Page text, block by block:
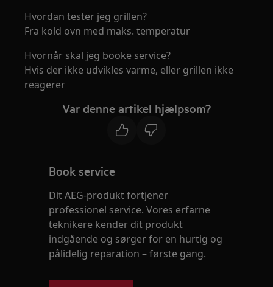
Hvordan tester jeg grillen?
Fra kold ovn med maks. temperatur
Hvornår skal jeg booke service?
Hvis der ikke udvikles varme, eller grillen ikke
reagerer
Var denne artikel hjælpsom?
Book service
Dit AEG-produkt fortjener
professionel service. Vores erfarne
teknikere kender dit produkt
indgående og sørger for en hurtig og
pålidelig reparation – første gang.